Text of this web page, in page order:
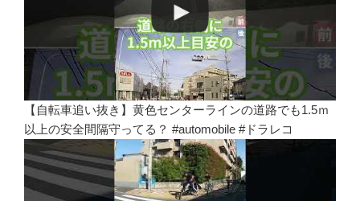
【自転車追い抜き】黄色センターラインの道路でも1.5ｍ
以上の安全間隔守ってる？ #automobile #ドラレコ